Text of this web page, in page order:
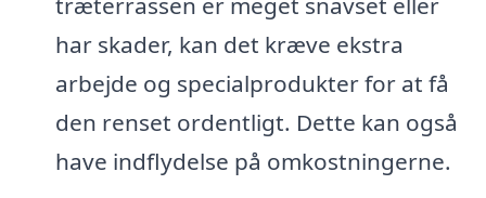
har skader, kan det kræve ekstra
arbejde og specialprodukter for at få
den renset ordentligt. Dette kan også
have indflydelse på omkostningerne.